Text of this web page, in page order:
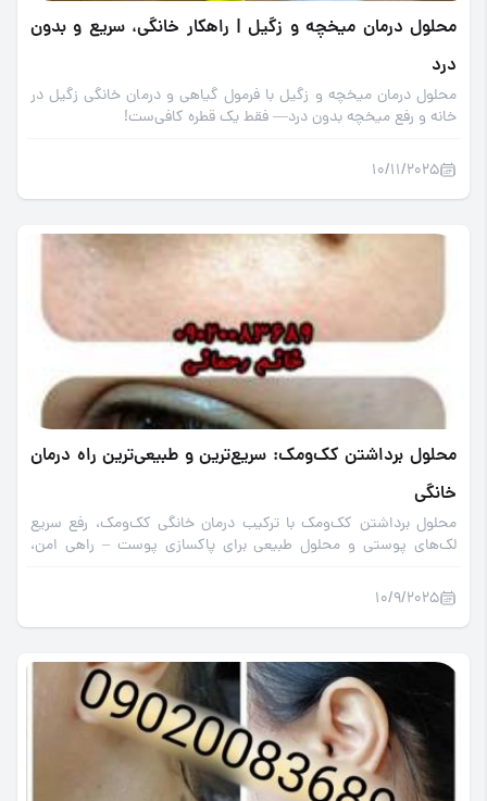
محلول درمان میخچه و زگیل | راهکار خانگی، سریع و بدون
درد
محلول درمان میخچه و زگیل با فرمول گیاهی و درمان خانگی زگیل در
خانه و رفع میخچه بدون درد— فقط یک قطره کافی‌ست!
10/11/2025
محلول برداشتن کک‌ومک: سریع‌ترین و طبیعی‌ترین راه درمان
خانگی
محلول برداشتن کک‌ومک با ترکیب درمان خانگی کک‌ومک، رفع سریع
لک‌های پوستی و محلول طبیعی برای پاکسازی پوست – راهی امن،
10/9/2025